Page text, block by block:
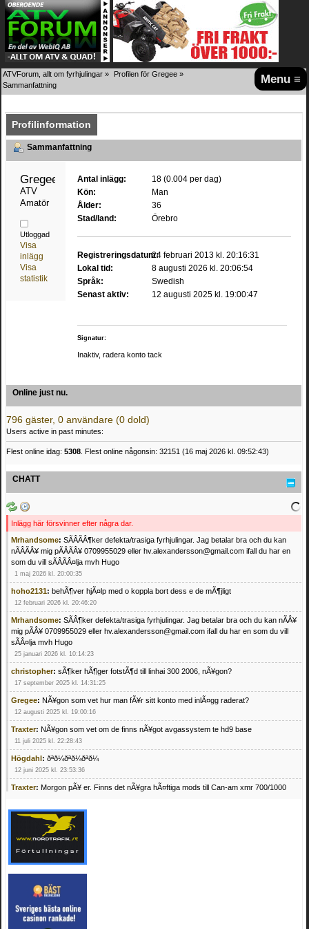
Menu ≡
ATVForum, allt om fyrhjulingar » Profilen för Gregee »
Sammanfattning
Profilinformation
Sammanfattning
ATV
Amatör
Utloggad
Visa
inlägg
Visa
statistik
Antal inlägg:
18 (0.004 per dag)
Kön:
Man
Ålder:
36
Stad/land:
Örebro
Registreringsdatum:24 februari 2013 kl. 20:16:31
Lokal tid:
8 augusti 2026 kl. 20:06:54
Språk:
Swedish
Senast aktiv:
12 augusti 2025 kl. 19:00:47
Signatur:
Inaktiv, radera konto tack
Online just nu.
796 gäster, 0 användare (0 dold)
Users active in past minutes:
Flest online idag: 5308 . Flest online någonsin: 32151 (16 maj 2026 kl. 09:52:43)
CHATT
Inlägg här försvinner efter några dar.
Mrhandsome: SÃÂÃÂ¶ker defekta/trasiga fyrhjulingar. Jag betalar bra och du kan
nÃÂÃÂ¥ mig pÃÂÃÂ¥ 0709955029 eller hv.alexandersson@gmail.com ifall du har en
som du vill sÃÂÃÂ¤lja mvh Hugo
1 maj 2026 kl. 20:00:35
hoho2131: behÃ¶ver hjÃ¤lp med o koppla bort dess e de mÃ¶jligt
12 februari 2026 kl. 20:46:20
Mrhandsome: SÃÂ¶ker defekta/trasiga fyrhjulingar. Jag betalar bra och du kan nÃÂ¥
mig pÃÂ¥ 0709955029 eller hv.alexandersson@gmail.com ifall du har en som du vill
sÃÂ¤lja mvh Hugo
25 januari 2026 kl. 10:14:23
christopher: sÃ¶ker hÃ¶ger fotstÃ¶d till linhai 300 2006, nÃ¥gon?
17 september 2025 kl. 14:31:25
Gregee: NÃ¥gon som vet hur man fÃ¥r sitt konto med inlÃ¤gg raderat?
12 augusti 2025 kl. 19:00:16
Traxter: NÃ¥gon som vet om de finns nÃ¥got avgassystem te hd9 base
11 juli 2025 kl. 22:28:43
Högdahl: ðªð¼ðªð¼ðªð¼
12 juni 2025 kl. 23:53:36
Traxter: Morgon pÃ¥ er. Finns det nÃ¥gra hÃ¤ftiga mods till Can-am xmr 700/1000
Mrhandsome:SÃ¶ker defekta/trasiga fyrhjulingar. Jag betalar bra och du kan nÃ¥ mig
pÃ¥ 0709955029 eller hv.alexandersson@gmail.com ifall du har en som du vill sÃ¤lja
mvh Hugo
21 februari 2025 kl. 09:25:52
Oscar5:NÃ¥gon som vet vad man kan begÃ¤ra fÃ¶r en Honda TRX 350 FE 2005
4 februari 2025 kl. 19:20:50
Oscar5:44
4 februari 2025 kl. 19:15:36